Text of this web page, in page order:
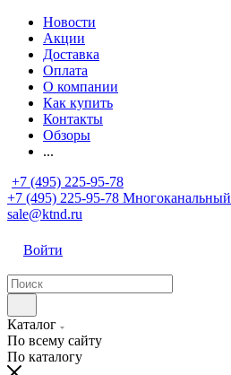
Новости
Акции
Доставка
Оплата
О компании
Как купить
Контакты
Обзоры
...
+7 (495) 225-95-78
+7 (495) 225-95-78 Многоканальный
sale@ktnd.ru
Войти
Каталог
По всему сайту
По каталогу